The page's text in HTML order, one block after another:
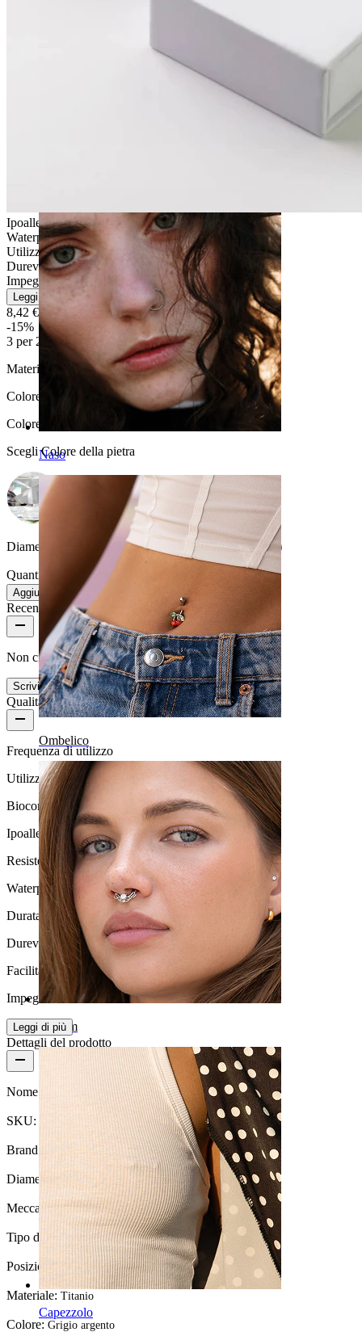
Naso
Ombelico
Septum
Capezzolo
Ipoallergenico
Waterproof
Utilizzo quotidiano
Durevole
Impegnativo
Leggi di più
8,42 €9,90 €
-15%
3 per 2
Materiale:
Titanio
Colore:
Grigio argento
Colore della pietra
Scegli Colore della pietra
Diametro del filo: 1,2 mm (adatto a dermal di 1,6 mm)
Quantità: 1
Modifica
Aggiungi al carrello
Recensioni del prodotto
Non ci sono ancora recensioni per questo prodotto
Scrivi una recensione
Qualità del prodotto
Frequenza di utilizzo
Utilizzo quotidiano
Biocompatibilità
Ipoallergenico
Resistenza all'acqua
Waterproof
Durata
Durevole
Facilità d'uso
Impegnativo
Leggi di più
Dettagli del prodotto
Nome: Dermal top in titanio con pietra colorata
SKU:
Brand: Bodymod Trend
Diametro del filo: 1,2 mm (adatto a dermal di 1,6 mm)
Meccanismo di chiusura:Filettatura esterna
Tipo di gioiello: Top dermal
Posizione: Dermal, Intimate
Materiale: Titanio
Colore: Grigio argento